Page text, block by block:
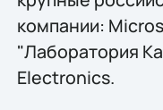
компании:
"Лаборатория
Electronics.